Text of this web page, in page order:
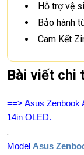
Hỗ trợ vệ
Bảo hành
Cam Kết
Bài viết chi
==> Asus Zenbook
14in OLED.
.
Model Asus